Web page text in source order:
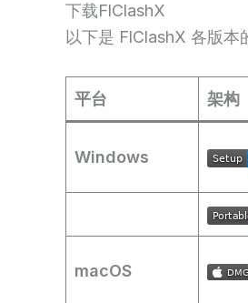
下载FlClashX
以下是 FlClashX 各版本
平台 架构
Windows
macOS